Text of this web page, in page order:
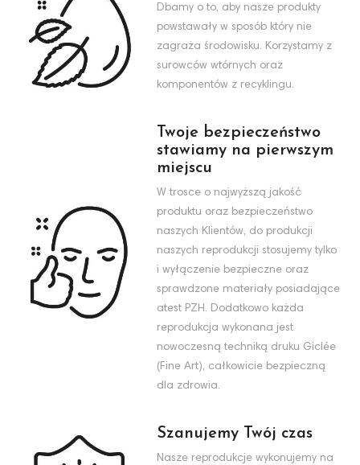
Dbamy o to, aby nasze produkty
powstawały w sposób który nie
zagraża środowisku. Korzystamy z
surowców wtórnych oraz
komponentów z recyklingu.
Twoje bezpieczeństwo
stawiamy na pierwszym
miejscu
W trosce o najwyższą jakość
produktu oraz bezpieczeństwo
naszych Klientów, do produkcji
naszych reprodukcji stosujemy tylko
i wyłączenie bezpieczne oraz
sprawdzone materiały posiadające
atest PZH. Dodatkowo każda
reprodukcja wykonana jest
nowoczesną techniką druku Giclée
(Fine Art), całkowicie bezpieczną
dla zdrowia.
Szanujemy Twój czas
Nasze reprodukcje wykonujemy na